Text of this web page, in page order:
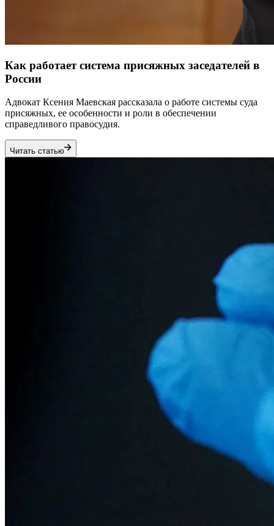
Как работает система присяжных заседателей в
России
Адвокат Ксения Маевская рассказала о работе системы суда
присяжных, ее особенности и роли в обеспечении
справедливого правосудия.
Читать статью